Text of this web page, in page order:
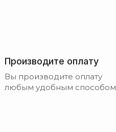
Производите оплату
Вы производите оплату
любым удобным способом